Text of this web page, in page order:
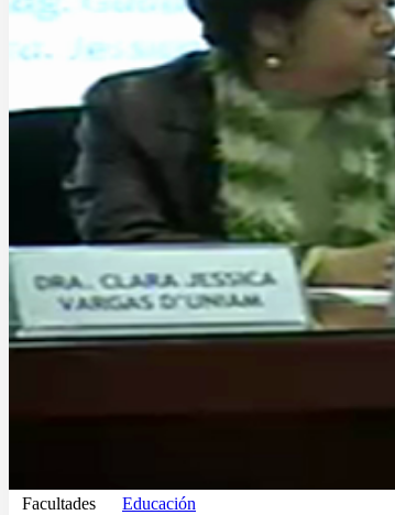
Facultades Educación